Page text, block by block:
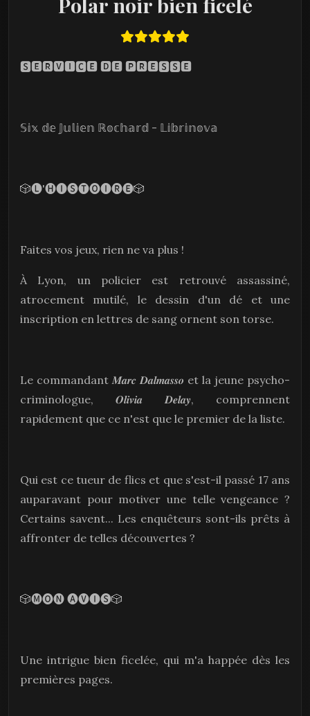
🆂🅴🆁🆅🅸🅲🅴 🅳🅴 🅿🆁🅴🆂🆂🅴
𝕊𝕚𝕩 𝕕𝕖 𝕁𝕦𝕝𝕚𝕖𝕟 ℝ𝕠𝕔𝕙𝕒𝕣𝕕 - 𝕃𝕚𝕓𝕣𝕚𝕟𝕠𝕧𝕒
🎲🅛'🅗🅘🅢🅣🅞🅘🅡🅔🎲
Faites vos jeux, rien ne va plus !
À Lyon, un policier est retrouvé assassiné,
atrocement mutilé, le dessin d'un dé et une
inscription en lettres de sang ornent son torse.
Le commandant 𝑴𝒂𝒓𝒄 𝑫𝒂𝒍𝒎𝒂𝒔𝒔𝒐 et la jeune psycho-
criminologue, 𝑶𝒍𝒊𝒗𝒊𝒂 𝑫𝒆𝒍𝒂𝒚, comprennent
rapidement que ce n'est que le premier de la liste.
Qui est ce tueur de flics et que s'est-il passé 17 ans
auparavant pour motiver une telle vengeance ?
Certains savent... Les enquêteurs sont-ils prêts à
affronter de telles découvertes ?
🎲🅜🅞🅝 🅐🅥🅘🅢🎲
Une intrigue bien ficelée, qui m'a happée dès les
premières pages.